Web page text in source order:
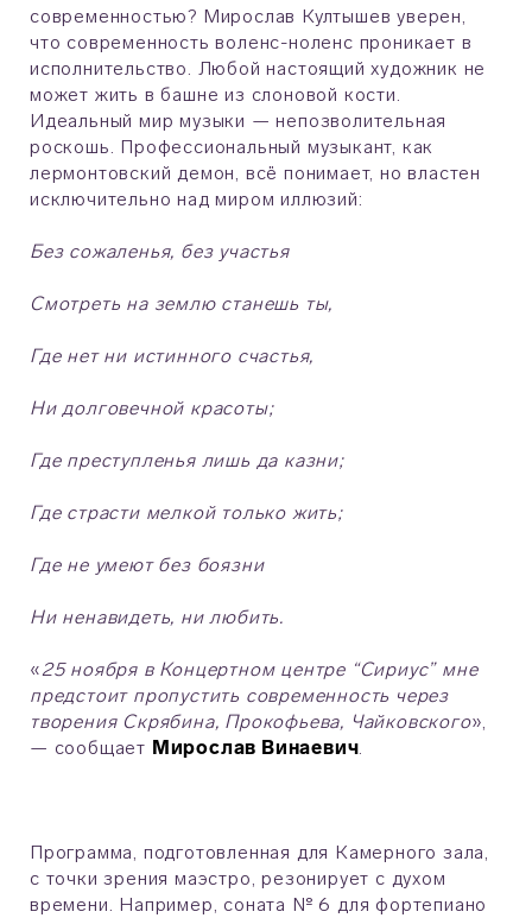
современностью? Мирослав Култышев уверен,
что современность воленс-ноленс проникает в
исполнительство. Любой настоящий художник не
может жить в башне из слоновой кости.
Идеальный мир музыки — непозволительная
роскошь. Профессиональный музыкант, как
лермонтовский демон, всё понимает, но властен
исключительно над миром иллюзий:
Без сожаленья, без участья
Смотреть на землю станешь ты,
Где нет ни истинного счастья,
Ни долговечной красоты;
Где преступленья лишь да казни;
Где страсти мелкой только жить;
Где не умеют без боязни
Ни ненавидеть, ни любить.
«25 ноября в Концертном центре “Сириус” мне
предстоит пропустить современность через
творения Скрябина, Прокофьева, Чайковского»,
— сообщает Мирослав Винаевич.
Программа, подготовленная для Камерного зала,
с точки зрения маэстро, резонирует с духом
времени. Например, соната № 6 для фортепиано